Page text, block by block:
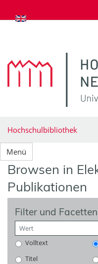
zum Inhalt springen
Hochschulbibliothek
Menü
Browsen in
Publikationen
Filter und Facetten
Volltext
Titel